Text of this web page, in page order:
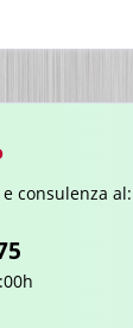
consulenza al: